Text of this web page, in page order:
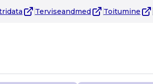
Terviseandmed Toitumine